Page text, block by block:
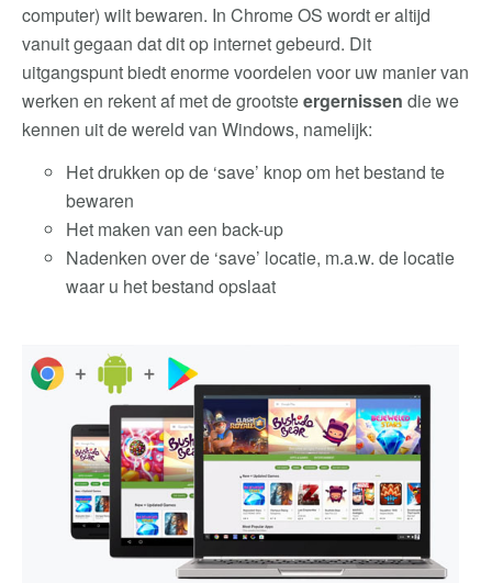
computer) wilt bewaren. In Chrome OS wordt er altijd
vanuit gegaan dat dit op internet gebeurd. Dit
uitgangspunt biedt enorme voordelen voor uw manier van
werken en rekent af met de grootsteergernissen die we
kennen uit de wereld van Windows, namelijk:
Het drukken op de ‘save’ knop om het bestand te
bewaren
Het maken van een back-up
Nadenken over de ‘save’ locatie, m.a.w. de locatie
waar u het bestand opslaat